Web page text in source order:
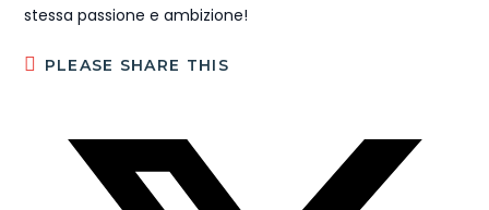
stessa passione e ambizione!
PLEASE SHARE THIS